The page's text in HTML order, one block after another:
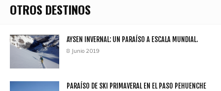
OTROS DESTINOS
AYSEN INVERNAL: UN PARAÍSO A ESCALA MUNDIAL.
8 Junio 2019
PARAÍSO DE SKI PRIMAVERAL EN EL PASO PEHUENCHE